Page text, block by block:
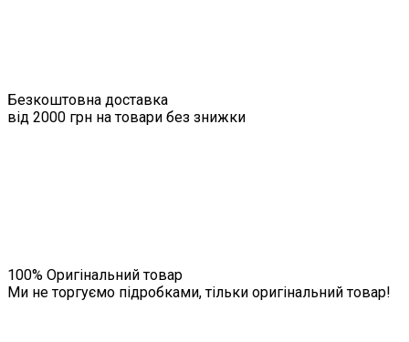
Безкоштовна доставка
від 2000 грн на товари без знижки
100% Оригінальний товар
Ми не торгуємо підробками, тільки оригінальний товар!